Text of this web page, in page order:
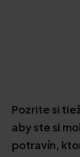
Pozrite si
aby ste si
potravín,